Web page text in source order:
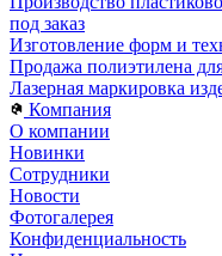
под заказ
Изготовление форм и
Продажа полиэтилена
Лазерная маркировка
Компания
О компании
Новинки
Сотрудники
Новости
Фотогалерея
Конфиденциальность